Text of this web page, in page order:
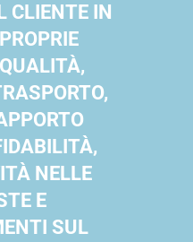
CLIENTE IN
NELLE
E
SUL